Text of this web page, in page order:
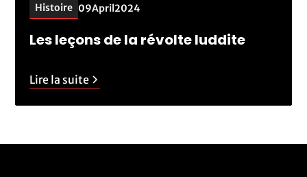
Histoire 09April2024
Les leçons de la révolte luddite
Lire la suite